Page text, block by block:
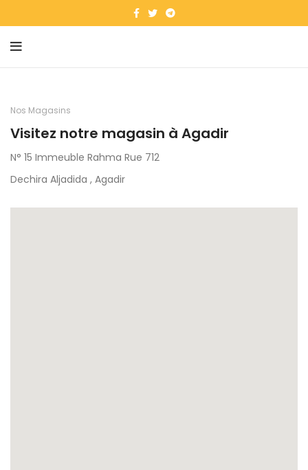
Nos Magasins
Visitez notre magasin à Agadir
N° 15 Immeuble Rahma Rue 712
Dechira Aljadida , Agadir